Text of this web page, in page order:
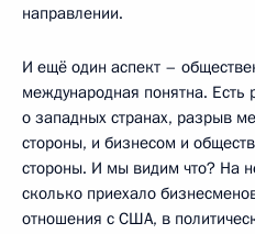
направлении.
И ещё один аспект –
международная понятна. Есть
о западных странах, разрыв
стороны, и бизнесом и
стороны. И мы видим что? На
сколько приехало
отношения с США, в